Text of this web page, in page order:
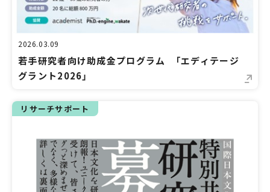
2026.03.09
若手研究者向け助成金プログラム 「エディテージ
グラント2026」
リサーチサポート